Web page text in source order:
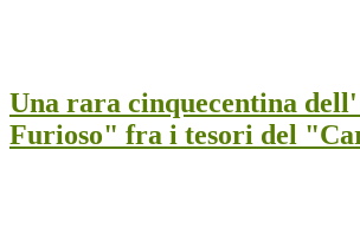
Una rara cinquecentina
Furioso" fra i tesori del